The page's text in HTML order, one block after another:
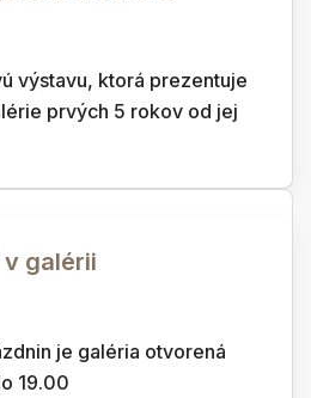
výstavu, ktorá prezentuje
prvých 5 rokov od jej
galérii
je galéria otvorená
19.00